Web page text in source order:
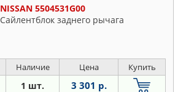
NISSAN 5504531G00
Сайлентблок заднего рычага
Наличие Цена Купить
1 шт. 3 301 р.